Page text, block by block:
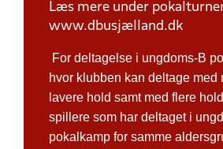
Læs mere under
www.dbusjælland.dk
For deltagelse i ungdoms-B
hvor klubben kan deltage
lavere hold samt med flere
spillere som har deltaget i
pokalkamp for samme